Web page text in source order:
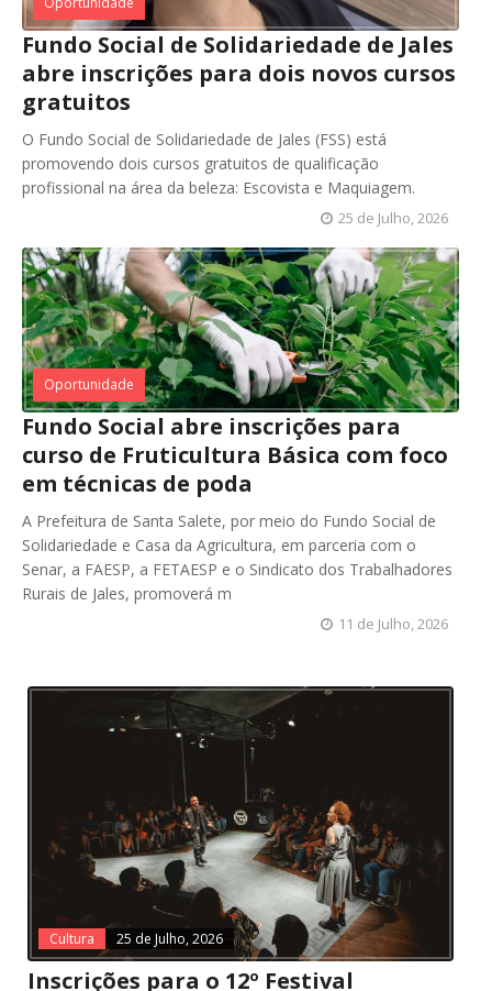
Fundo Social de Solidariedade de Jales
abre inscrições para dois novos cursos
gratuitos
O Fundo Social de Solidariedade de Jales (FSS) está
promovendo dois cursos gratuitos de qualificação
profissional na área da beleza: Escovista e Maquiagem.
25 de Julho, 2026
Oportunidade
Fundo Social abre inscrições para
curso de Fruticultura Básica com foco
em técnicas de poda
A Prefeitura de Santa Salete, por meio do Fundo Social de
Solidariedade e Casa da Agricultura, em parceria com o
Senar, a FAESP, a FETAESP e o Sindicato dos Trabalhadores
Rurais de Jales, promoverá m
11 de Julho, 2026
Cultura 25 de Julho, 2026
Inscrições para o 12º Festival